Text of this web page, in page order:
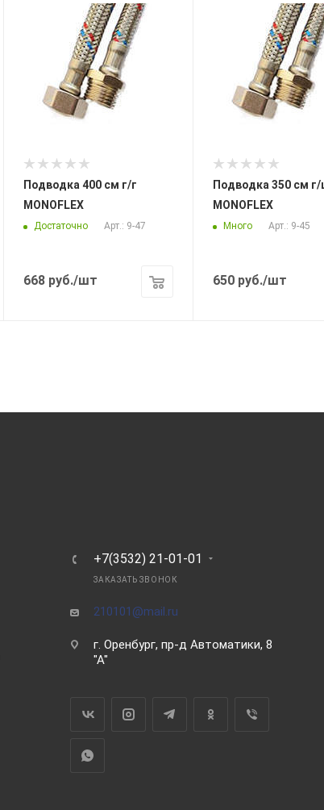
Подводка 400 см г/г
MONOFLEX
Достаточно Арт.: 9-47
668 руб./шт
Подводка 350 см г/ш
MONOFLEX
Много Арт.: 9-45
650руб./шт
+7(3532) 21-01-01
ЗАКАЗАТЬ ЗВОНОК
210101@mail.ru
г. Оренбург, пр-д Автоматики, 8
"А"